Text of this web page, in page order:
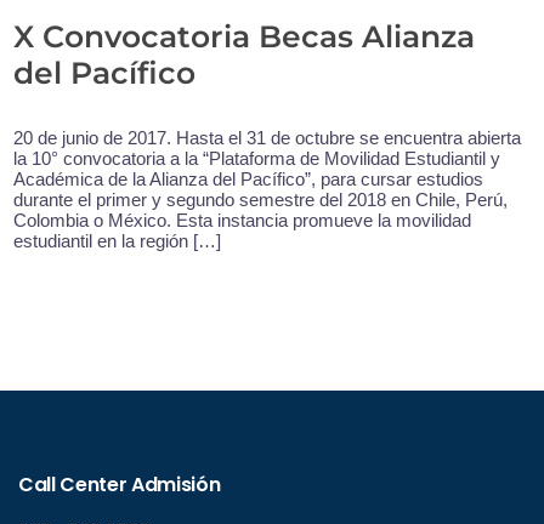
X Convocatoria Becas Alianza
del Pacífico
20 de junio de 2017. Hasta el 31 de octubre se encuentra abierta
la 10° convocatoria a la “Plataforma de Movilidad Estudiantil y
Académica de la Alianza del Pacífico”, para cursar estudios
durante el primer y segundo semestre del 2018 en Chile, Perú,
Colombia o México. Esta instancia promueve la movilidad
estudiantil en la región […]